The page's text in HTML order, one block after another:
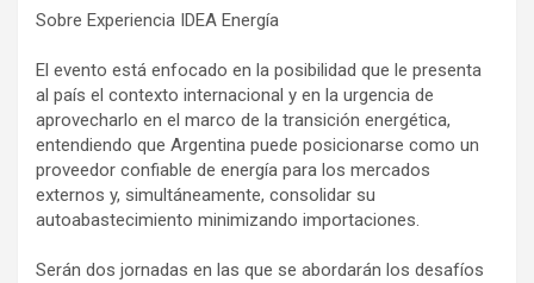
Sobre Experiencia IDEA Energía
El evento está enfocado en la posibilidad que le presenta
al país el contexto internacional y en la urgencia de
aprovecharlo en el marco de la transición energética,
entendiendo que Argentina puede posicionarse como un
proveedor confiable de energía para los mercados
externos y, simultáneamente, consolidar su
autoabastecimiento minimizando importaciones.
Serán dos jornadas en las que se abordarán los desafíos